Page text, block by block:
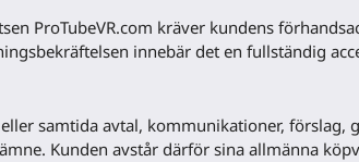
ProTubeVR.com kräver kundens
innebär det en fullständig
samtida avtal, kommunikationer, förslag,
Kunden avstår därför sina allmänna